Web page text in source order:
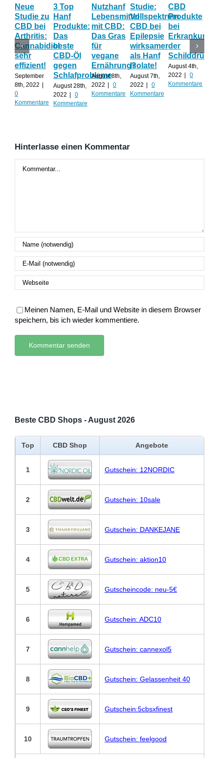
Neue
Studie zu
CBD bei
Arthritis:
Cannabidiol
sehr
effizient!
September
8th, 2022 |
0
Kommentare
3 Top
Hanf
Produkte:
Das
beste
CBD-Öl
gegen
Schlafprobleme
August 28th,
2022 |
0
Kommentare
Nutzhanf
Lebensmittel
mit CBD:
Das Gras
für
vegane
Ernährung?
August 8th,
2022 |
0
Kommentare
Studie:
Vollspektrum
CBD bei
Epilepsie
wirksamer
als Hanf
Isolate!
August 7th,
2022 |
0
Kommentare
CBD
Produkte
bei
der
Schilddrüse
August 4th,
2022 |
0
Kommentare
Hinterlasse einen Kommentar
Meinen Namen, E-Mail und Website in diesem Browser
speichern, bis ich wieder kommentiere.
Beste CBD Shops - August 2026
Top CBD Shop Angebote
1 Gutschein: 12NORDIC
2 Gutschein: 10sale
3 Gutschein: DANKEJANE
4 Gutschein: aktion10
5 Gutscheincode: neu-5€
6 Gutschein: ADC10
7 Gutschein: cannexol5
8 Gutschein: Gelassenheit 40
9 Gutschein:5cbsxfinest
10 Gutschein: feelgood